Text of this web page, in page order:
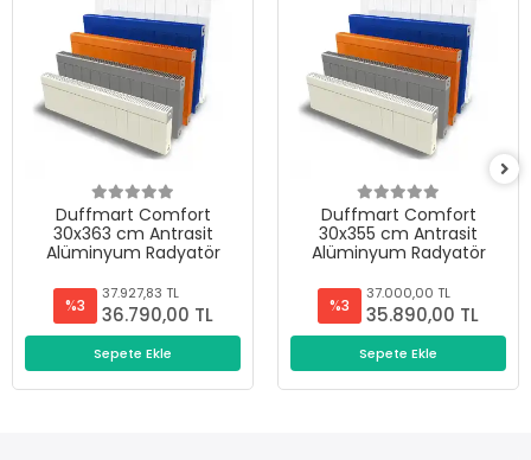
Duffmart Comfort
30x363 cm Antrasit
Alüminyum Radyatör
%3
37.927,83 TL
36.790,00 TL
Sepete Ekle
Duffmart Comfort
30x355 cm Antrasit
Alüminyum Radyatör
%3
37.000,00 TL
35.890,00 TL
Sepete Ekle